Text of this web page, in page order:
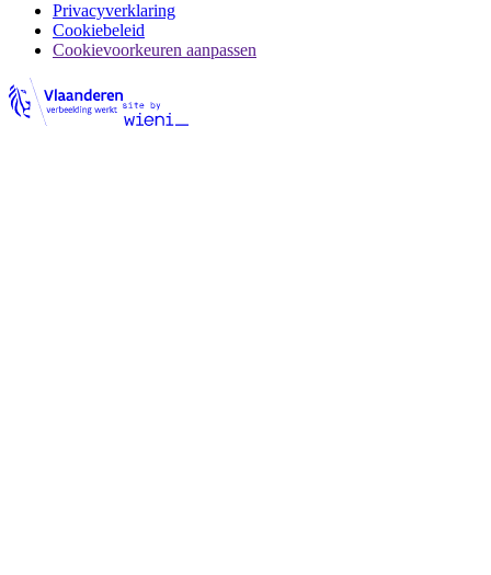
Privacyverklaring
Cookiebeleid
Cookievoorkeuren aanpassen